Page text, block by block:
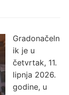
Gradonačeln
ik je u
četvrtak, 11.
lipnja 2026.
godine, u